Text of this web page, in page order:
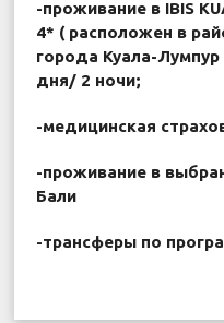
-проживание в IBIS
4* ( расположен в
города Куала-Лумпур
дня/ 2 ночи;
-медицинская
-проживание в
Бали
-трансферы по